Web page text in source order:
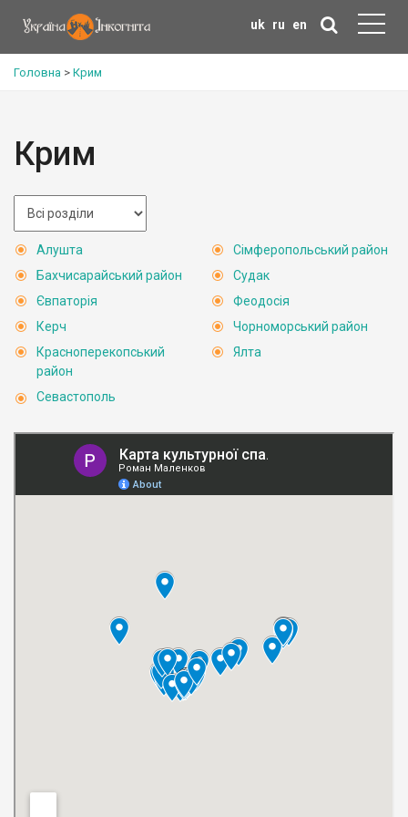
uk ru en
Головна > Крим
Крим
Алушта
Бахчисарайський район
Євпаторія
Керч
Красноперекопський
район
Севастополь
Сімферопольський район
Судак
Феодосія
Чорноморський район
Ялта